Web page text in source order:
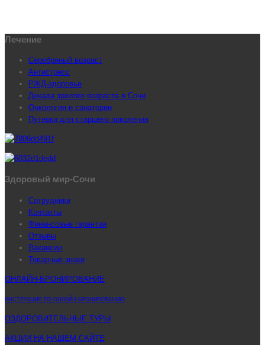
Лечение
Серебряный возраст
Антистресс
РЖД-здоровье
Декада зрелого возраста в Сочи
Онкология и санатории
Путевки для старшего поколения
Здоровый мир-Сочи
Сотрудники
Контакты
Финансовые гарантии
Отзывы
Вакансии
Товарные знаки
ОНЛАЙН-БРОНИРОВАНИЕ
ИНСТРУКЦИЯ ПО ОНЛАЙН-БРОНИРОВАНИЮ
ОЗДОРОВИТЕЛЬНЫЕ ТУРЫ
АКЦИИ НА НАШЕМ САЙТЕ